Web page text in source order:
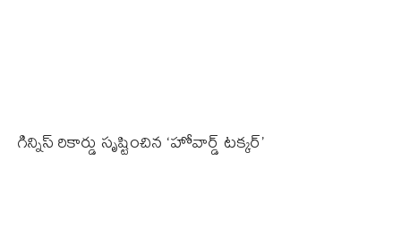
గిన్నిస్‌ రికార్డు సృష్టించిన ‘హోవార్డ్ టక్కర్’